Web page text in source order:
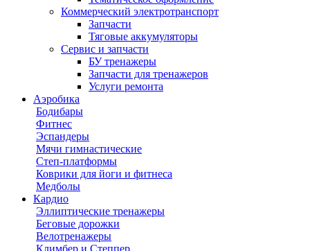
Коммерческий электротранспорт
Запчасти
Тяговые аккумуляторы
Сервис и запчасти
БУ тренажеры
Запчасти для тренажеров
Услуги ремонта
Аэробика
Бодибары
Фитнес
Эспандеры
Мячи гимнастические
Степ-платформы
Коврики для йоги и фитнеса
Медболы
Кардио
Эллиптические тренажеры
Беговые дорожки
Велотренажеры
Климбер и Степпер